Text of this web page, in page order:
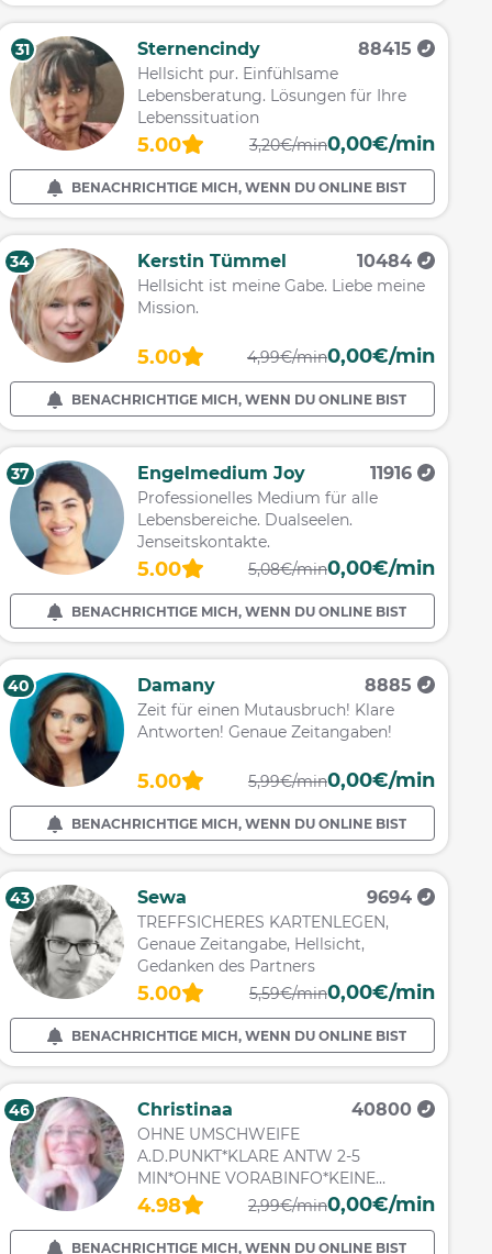
31 Sternencindy 88415
Hellsicht pur. Einfühlsame
Lebensberatung. Lösungen für Ihre
Lebenssituation
5.00 3,20€/min0,00€/min
BENACHRICHTIGE MICH, WENN DU ONLINE BIST
34 Kerstin Tümmel 10484
Hellsicht ist meine Gabe. Liebe meine
Mission.
5.00 4,99€/min0,00€/min
BENACHRICHTIGE MICH, WENN DU ONLINE BIST
37 Engelmedium Joy 11916
Professionelles Medium für alle
Lebensbereiche. Dualseelen.
Jenseitskontakte.
5.00 5,08€/min0,00€/min
BENACHRICHTIGE MICH, WENN DU ONLINE BIST
40 Damany 8885
Zeit für einen Mutausbruch! Klare
Antworten! Genaue Zeitangaben!
5.00 5,99€/min0,00€/min
BENACHRICHTIGE MICH, WENN DU ONLINE BIST
43 Sewa 9694
TREFFSICHERES KARTENLEGEN,
Genaue Zeitangabe, Hellsicht,
Gedanken des Partners
5.00 5,59€/min0,00€/min
BENACHRICHTIGE MICH, WENN DU ONLINE BIST
46 Christinaa 40800
OHNE UMSCHWEIFE
A.D.PUNKT*KLARE ANTW 2-5
MIN*OHNE VORABINFO*KEINE
MÄRCHENSTUNDE
4.98 2,99€/min0,00€/min
BENACHRICHTIGE MICH, WENN DU ONLINE BIST